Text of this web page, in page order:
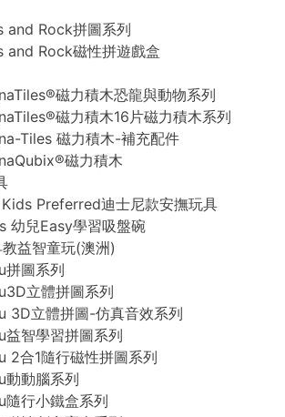
and Rock拼圖系列
and Rock磁性拼遊戲盒
磁力積木恐龍與動物系列
磁力積木16片磁力積木系列
Tiles 磁力積木-補充配件
磁力積木
Preferred迪士尼款安撫玩具
幼兒Easy學習吸盤碗
益智童玩(澳洲)
拼圖系列
立體拼圖系列
3D立體拼圖-仿真音效系列
益智學習拼圖系列
2合1隨行磁性拼圖系列
動動腦系列
隨行小鐵盒系列